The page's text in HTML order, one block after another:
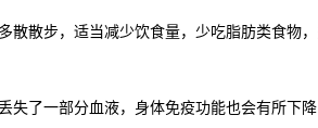
散散步，适当减少饮食量，少吃脂肪类食物
失了一部分血液，身体免疫功能也会有所下